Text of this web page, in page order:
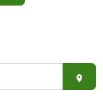
place